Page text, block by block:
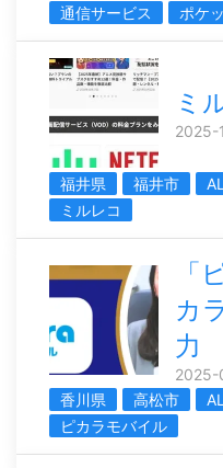
通信サービス ポケ
ミ
2025-
福井県 福井市
ミルレコ
「
カ
力
2025-
香川県
高松市
ピカラモバイル